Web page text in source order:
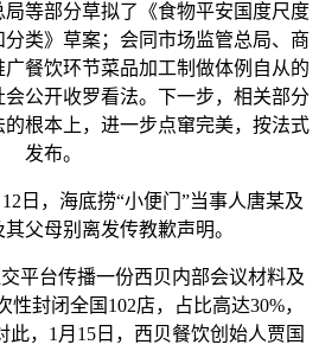
等部分草拟了《食物平安国度尺度
类》草案；会同市场监管总局、商
餐饮环节菜品加工制做体例自从的
公开收罗看法。下一步，相关部分
根本上，进一步点窜完美，按法式
发布。
日，海底捞“小便门”当事人唐某及
父母别离发传教歉声明。
台传播一份西贝内部会议材料及
封闭全国102店，占比高达30%，
此，1月15日，西贝餐饮创始人贾国